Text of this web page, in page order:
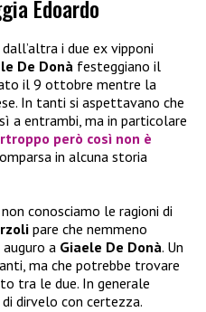
Edoardo
i due ex vipponi
De Donà festeggiano il
il 9 ottobre mentre la
In tanti si aspettavano che
a entrambi, ma in particolare
però così non è
in alcuna storia
conosciamo le ragioni di
pare che nemmeno
a Giaele De Donà. Un
ma che potrebbe trovare
tra le due. In generale
dirvelo con certezza.